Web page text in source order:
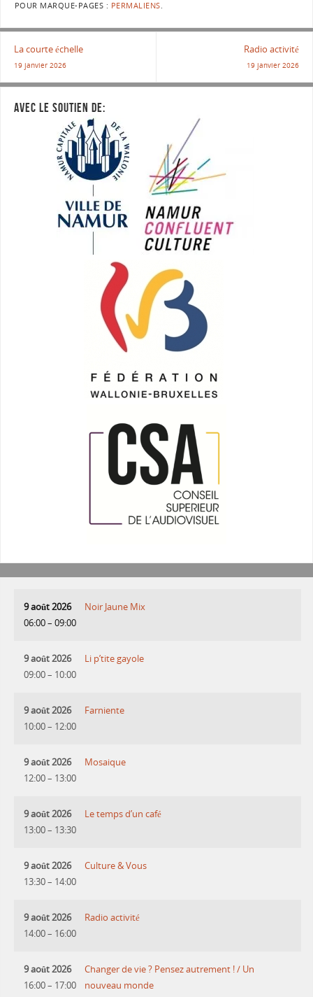
POUR MARQUE-PAGES : PERMALIENS.
La courte échelle
19 janvier 2026
Radio activité
19 janvier 2026
AVEC LE SOUTIEN DE:
9 août 2026
06:00– 09:00
Noir Jaune Mix
9 août 2026
09:00– 10:00
Li p’tite gayole
9 août 2026
10:00– 12:00
Farniente
9 août 2026
12:00– 13:00
Mosaique
9 août 2026
13:00– 13:30
Le temps d’un café
9 août 2026
13:30– 14:00
Culture & Vous
9 août 2026
14:00– 16:00
Radio activité
9 août 2026
16:00– 17:00
Changer de vie ? Pensez autrement ! / Un
nouveau monde